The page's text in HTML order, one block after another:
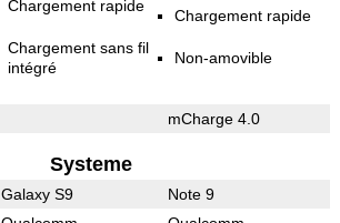
Chargement rapide
Chargement sans fil
intégré
Chargement rapide
Non-amovible
mCharge 4.0
Systeme
Galaxy S9 Note 9